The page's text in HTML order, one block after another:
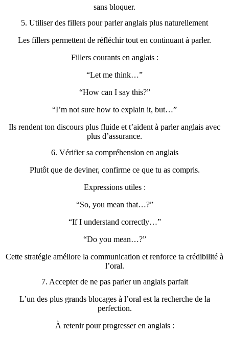
sans bloquer.
5. Utiliser des fillers pour parler anglais plus naturellement
Les fillers permettent de réfléchir tout en continuant à parler.
Fillers courants en anglais :
“Let me think…”
“How can I say this?”
“I’m not sure how to explain it, but…”
Ils rendent ton discours plus fluide et t’aident à parler anglais avec
plus d’assurance.
6. Vérifier sa compréhension en anglais
Plutôt que de deviner, confirme ce que tu as compris.
Expressions utiles :
“So, you mean that…?”
“If I understand correctly…”
“Do you mean…?”
Cette stratégie améliore la communication et renforce ta crédibilité à
l’oral.
7. Accepter de ne pas parler un anglais parfait
L’un des plus grands blocages à l’oral est la recherche de la
perfection.
À retenir pour progresser en anglais :